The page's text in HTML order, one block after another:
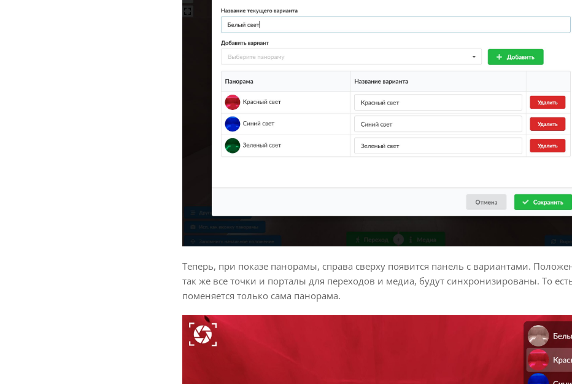
Теперь, при показе панорамы, справа сверху появится панель с вариантами.
так же все точки и порталы для переходов и медиа, будут синхронизированы. То
поменяется только сама панорама.